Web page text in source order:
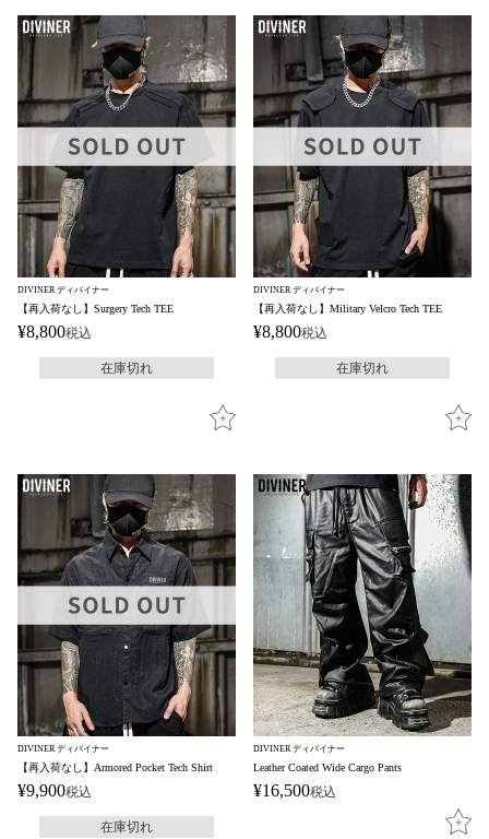
DIVINER ディバイナー
【再入荷なし】Surgery Tech TEE
¥8,800税込
在庫切れ
DIVINER ディバイナー
【再入荷なし】Military Velcro Tech TEE
¥8,800税込
在庫切れ
DIVINER ディバイナー
【再入荷なし】Armored Pocket Tech Shirt
¥9,900税込
在庫切れ
DIVINER ディバイナー
Leather Coated Wide Cargo Pants
¥16,500税込